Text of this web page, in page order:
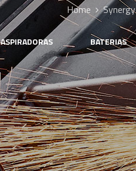
Home Synergy
ASPIRADORAS BATERIAS